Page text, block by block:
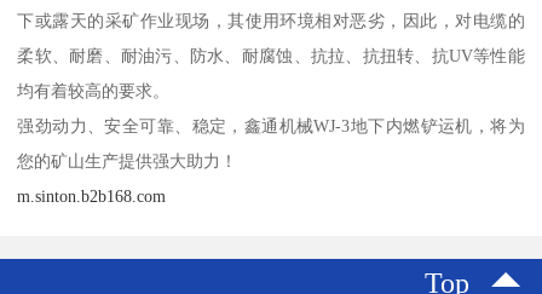
下或露天的采矿作业现场，其使用环境相对恶劣，因此，对电缆的
柔软、耐磨、耐油污、防水、耐腐蚀、抗拉、抗扭转、抗UV等性能
均有着较高的要求。
强劲动力、安全可靠、稳定，鑫通机械WJ-3地下内燃铲运机，将为
您的矿山生产提供强大助力！
m.sinton.b2b168.com
Top